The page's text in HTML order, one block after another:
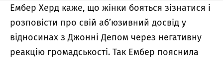
Ембер Херд каже, що жінки бояться зізнатися і
розповісти про свій аб’юзивний досвід у
відносинах з Джонні Депом через негативну
реакцію громадськості. Так Ембер пояснила